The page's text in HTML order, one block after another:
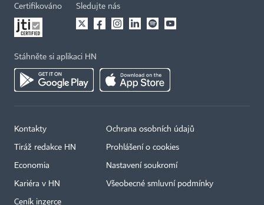
Certifikováno Sledujte nás
Stáhněte si aplikaci HN
Kontakty
Tiráž redakce HN
Economia
Kariéra v HN
Ceník inzerce
Ochrana osobních údajů
Prohlášení o cookies
Nastavení soukromí
Všeobecné smluvní podmínky